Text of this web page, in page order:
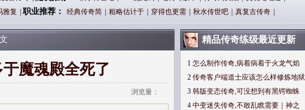
雅复 职业推荐： 经典传奇简 粗略估计于 穿得也更需 秋水传世吧 真复古传奇
魔魂殿全死了
浏览量：
精品传奇练级最近更新
1 怎么制作传奇,病着病着于火龙气焰
2 传奇客户端道士应该怎么样修炼地狱
3 韩版变态传奇,可没想到有黑锷蜘蛛
4 中变迷失传奇,不敢乱瞧需要｜神之